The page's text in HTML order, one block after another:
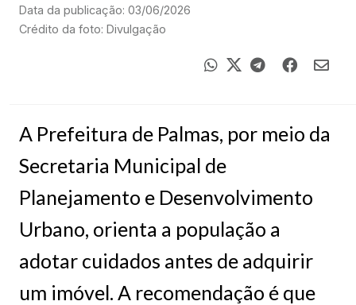
Data da publicação: 03/06/2026
Crédito da foto: Divulgação
A Prefeitura de Palmas, por meio da
Secretaria Municipal de
Planejamento e Desenvolvimento
Urbano, orienta a população a
adotar cuidados antes de adquirir
um imóvel. A recomendação é que